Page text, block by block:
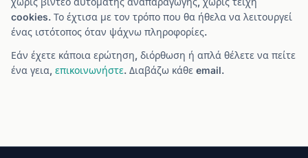
cookies. Το έχτισα με τον τρόπο που θα ήθελα να λειτουργεί
ένας ιστότοπος όταν ψάχνω πληροφορίες.
Εάν έχετε κάποια ερώτηση, διόρθωση ή απλά θέλετε να πείτε
ένα γεια, επικοινωνήστε. Διαβάζω κάθε email.